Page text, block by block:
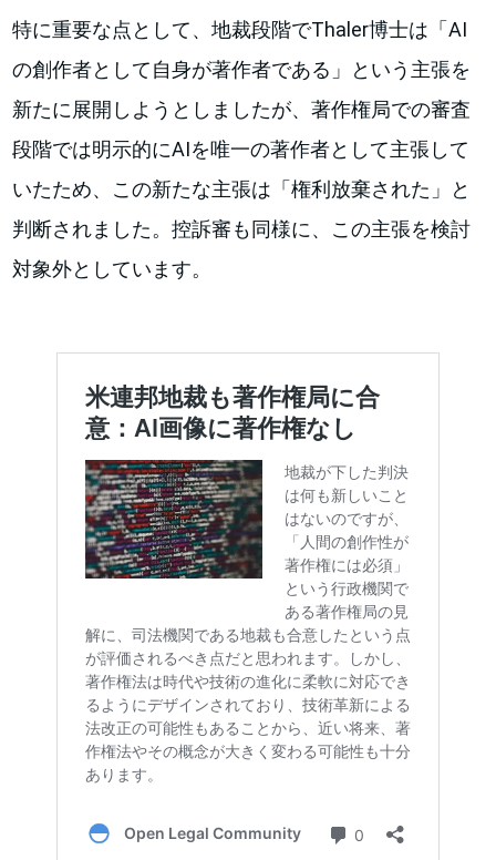
特に重要な点として、地裁段階でThaler博士は「AI
の創作者として自身が著作者である」という主張を
新たに展開しようとしましたが、著作権局での審査
段階では明示的にAIを唯一の著作者として主張して
いたため、この新たな主張は「権利放棄された」と
判断されました。控訴審も同様に、この主張を検討
対象外としています。